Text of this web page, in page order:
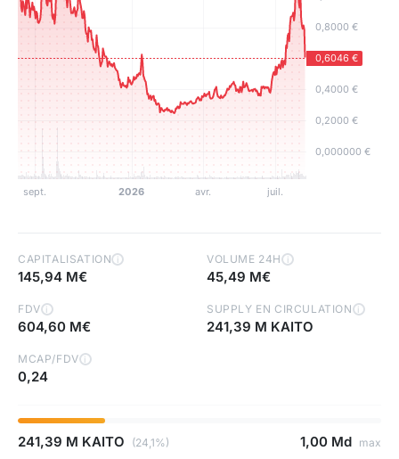
CAPITALISATION i
145,94 M€
VOLUME 24H i
45,49 M€
FDV i
604,60 M€
SUPPLY EN CIRCULATION i
241,39 M KAITO
MCAP/FDV i
0,24
241,39 M KAITO (24,1%) 1,00 Md max